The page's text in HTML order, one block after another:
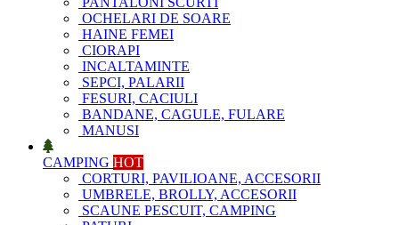
OCHELARI DE SOARE
HAINE FEMEI
CIORAPI
INCALTAMINTE
SEPCI, PALARII
FESURI, CACIULI
BANDANE, CAGULE, FULARE
MANUSI
CAMPING HOT
CORTURI, PAVILIOANE, ACCESORII
UMBRELE, BROLLY, ACCESORII
SCAUNE PESCUIT, CAMPING